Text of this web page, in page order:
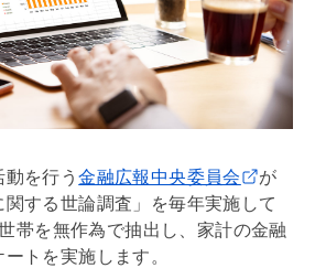
動を行う金融広報中央委員会
が
関する世論調査」を毎年実施して
帯を無作為で抽出し、家計の金融
トを実施します。